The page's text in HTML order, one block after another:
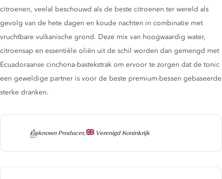
Producer
Unknown Producer, Verenigd Koninkrijk
citroenen, veelal beschouwd als de beste citroenen ter wereld als
gevolg van de hete dagen en koude nachten in combinatie met
vruchtbare vulkanische grond. Deze mix van hoogwaardig water,
citroensap en essentiële oliën uit de schil worden dan gemengd met
Ecuadoraanse cinchona-bastekstrak om ervoor te zorgen dat de tonic
een geweldige partner is voor de beste premium-bessen gebaseerde
sterke dranken.